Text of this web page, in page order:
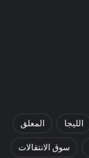
الليجا المعلق
سوق الانتقالات